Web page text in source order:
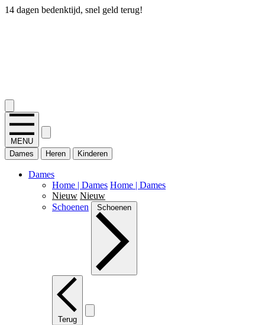
14 dagen bedenktijd, snel geld terug!
MENU
Dames
Heren Kinderen
Dames
Home | Dames Home | Dames
Nieuw Nieuw
Schoenen
Schoenen
Terug